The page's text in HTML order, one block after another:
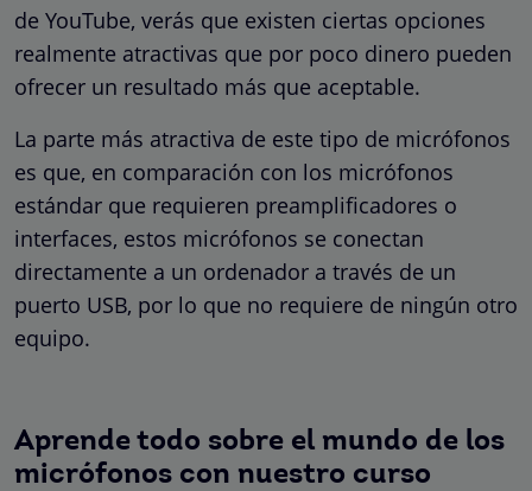
de YouTube, verás que existen ciertas opciones
realmente atractivas que por poco dinero pueden
ofrecer un resultado más que aceptable.
La parte más atractiva de este tipo de micrófonos
es que, en comparación con los micrófonos
estándar que requieren preamplificadores o
interfaces, estos micrófonos se conectan
directamente a un ordenador a través de un
puerto USB, por lo que no requiere de ningún otro
equipo.
Aprende todo sobre el mundo de los
micrófonos con nuestro curso